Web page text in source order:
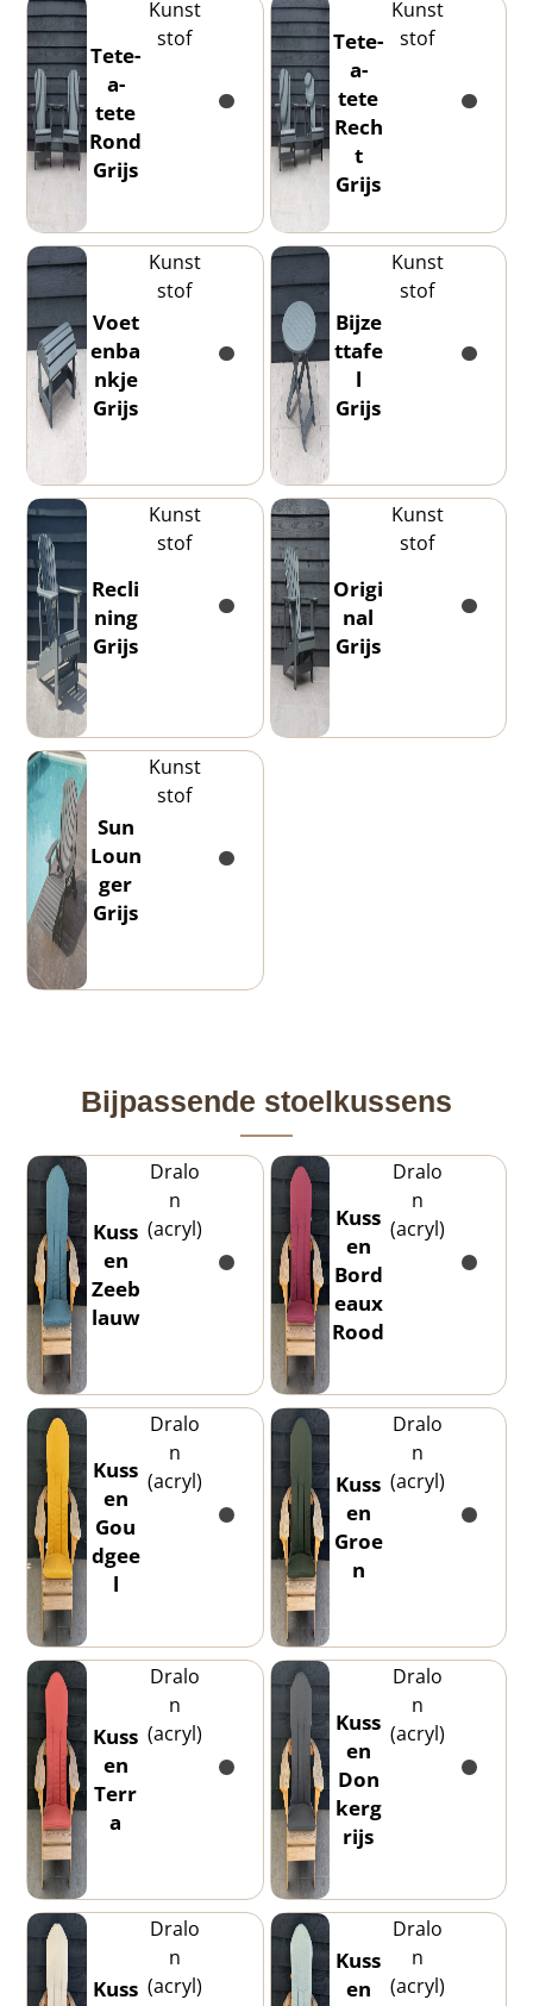
Tete-
a-
tete
Rond
Grijs
Kunst
stof
Tete-
a-
tete
Rech
t
Grijs
Kunst
stof
Voet
enba
nkje
Grijs
Kunst
stof
Bijze
ttafe
l
Grijs
Kunst
stof
Recli
ning
Grijs
Kunst
stof
Origi
nal
Grijs
Kunst
stof
Sun
Loun
ger
Grijs
Kunst
stof
Bijpassende stoelkussens
Kuss
en
Zeeb
lauw
Dralo
n
(acryl)
Kuss
en
Bord
eaux
Rood
Dralo
n
(acryl)
Kuss
en
Gou
dgee
l
Dralo
n
(acryl)
Kuss
en
Groe
n
Dralo
n
(acryl)
Kuss
en
Terr
a
Dralo
n
(acryl)
Kuss
en
Don
kerg
rijs
Dralo
n
(acryl)
Kuss
Dralo
n
(acryl)
Kuss
en
Dralo
n
(acryl)